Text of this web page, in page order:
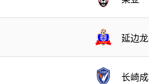
延边
长崎